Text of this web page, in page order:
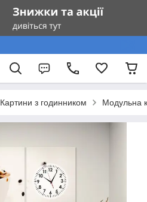
Картини з годинником Модульна